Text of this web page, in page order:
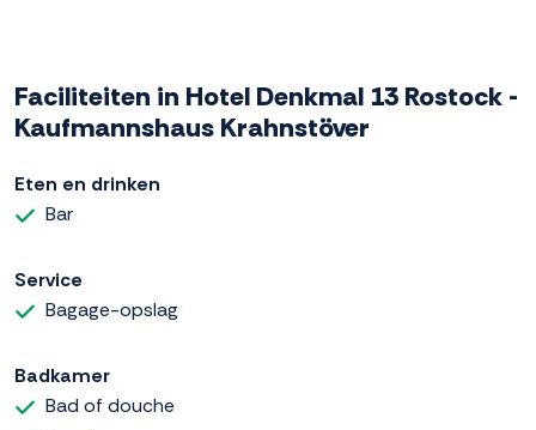
Faciliteiten in Hotel Denkmal 13 Rostock -
Kaufmannshaus Krahnstöver
Eten en drinken
Bar
Service
Bagage-opslag
Badkamer
Bad of douche